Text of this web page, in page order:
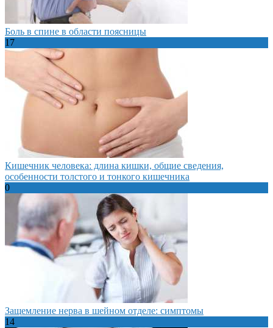
Боль в спине в области поясницы
17
Кишечник человека: длина кишки, общие сведения,
особенности толстого и тонкого кишечника
0
Защемление нерва в шейном отделе: симптомы
14